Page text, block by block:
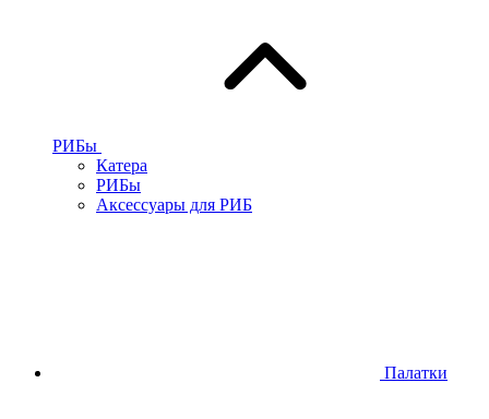
РИБы
Катера
РИБы
Аксессуары для РИБ
Палатки